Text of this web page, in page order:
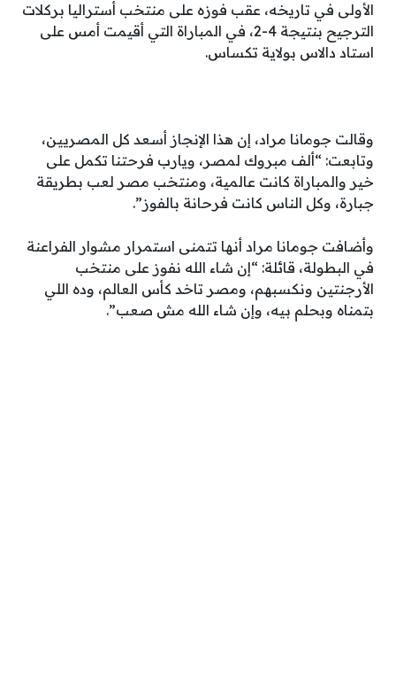
الأولى في تاريخه، عقب فوزه على منتخب أستراليا بركلات
الترجيح بنتيجة 4-2، في المباراة التي أقيمت أمس على
استاد دالاس بولاية تكساس.
وقالت جومانا مراد، إن هذا الإنجاز أسعد كل المصريين،
وتابعت: “ألف مبروك لمصر، ويارب فرحتنا تكمل على
خير والمباراة كانت عالمية، ومنتخب مصر لعب بطريقة
جبارة، وكل الناس كانت فرحانة بالفوز”.
وأضافت جومانا مراد أنها تتمنى استمرار مشوار الفراعنة
في البطولة، قائلة: “إن شاء الله نفوز على منتخب
الأرجنتين ونكسبهم، ومصر تاخد كأس العالم، وده اللي
بتمناه وبحلم بيه، وإن شاء الله مش صعب”.